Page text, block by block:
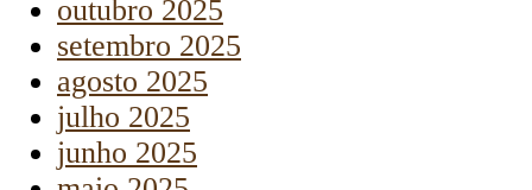
outubro 2025
setembro 2025
agosto 2025
julho 2025
junho 2025